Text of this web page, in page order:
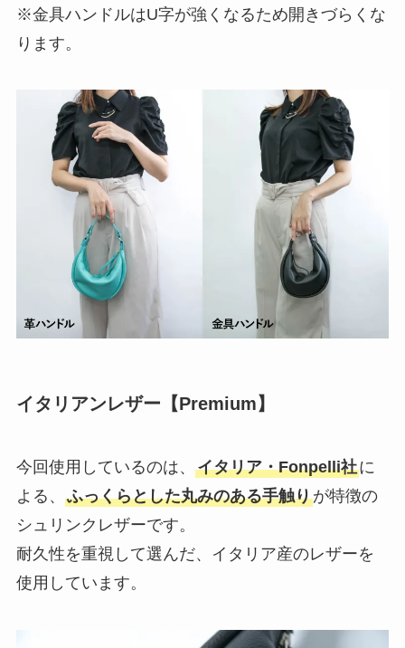
※金具ハンドルはU字が強くなるため開きづらくな
ります。
イタリアンレザー【Premium】
今回使用しているのは、 イタリア・Fonpelli社に
よる、 ふっくらとした丸みのある手触りが特徴の
シュリンクレザーです。
耐久性を重視して選んだ、イタリア産のレザーを
使用しています。